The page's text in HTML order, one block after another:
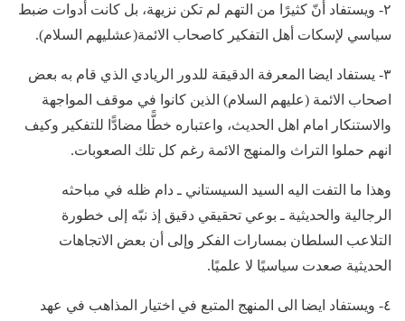
٢- ويستفاد أنّ كثيرًا من التهم لم تكن نزيهة، بل كانت أدوات ضبط
سياسي لإسكات أهل التفكير كاصحاب الائمة(عشليهم السلام).
٣- يستفاد ايضا المعرفة الدقيقة للدور الريادي الذي قام به بعض
اصحاب الائمة (عليهم السلام) الذين كانوا في موقف المواجهة
والاستنكار امام اهل الحديث، واعتباره خطًّا مضادًّا للتفكير وكيف
انهم حملوا التراث والمنهج الائمة رغم كل تلك الصعوبات.
وهذا ما التفت اليه السيد السيستاني ـ دام ظله في مباحثه
الرجالية والحديثية ـ بوعي تحقيقي دقيق إذ نبّه إلى خطورة
التلاعب السلطان بمسارات الفكر وإلى أن بعض الاتجاهات
الحديثية صعدت سياسيًا لا علميًا.
٤- ويستفاد ايضا الى المنهج المتبع في اختيار المذاهب في عهد